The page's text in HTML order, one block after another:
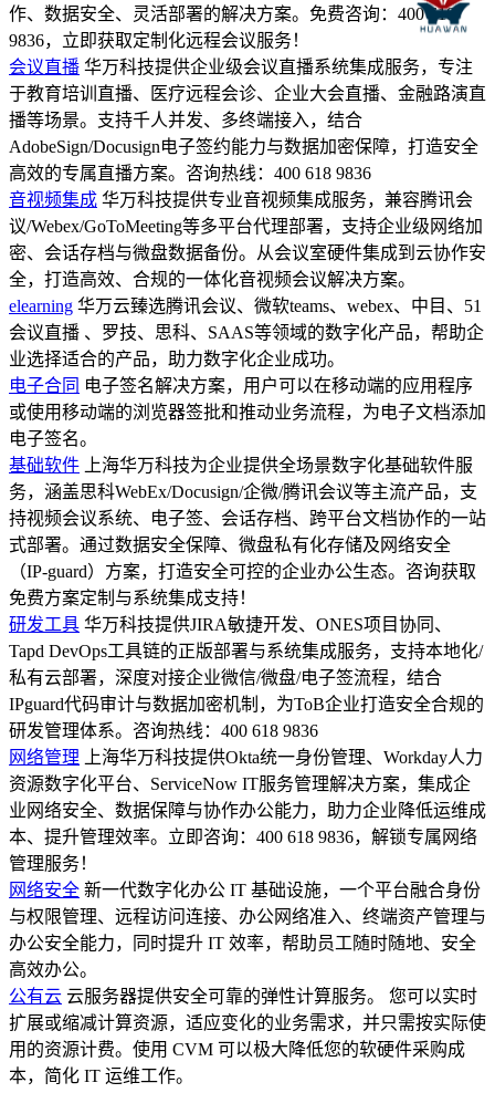
作、数据安全、灵活部署的解决方案。免费咨询：400 618
9836，立即获取定制化远程会议服务！
会议直播 华万科技提供企业级会议直播系统集成服务，专注
于教育培训直播、医疗远程会诊、企业大会直播、金融路演直
播等场景。支持千人并发、多终端接入，结合
AdobeSign/Docusign电子签约能力与数据加密保障，打造安全
高效的专属直播方案。咨询热线：400 618 9836
音视频集成 华万科技提供专业音视频集成服务，兼容腾讯会
议/Webex/GoToMeeting等多平台代理部署，支持企业级网络加
密、会话存档与微盘数据备份。从会议室硬件集成到云协作安
全，打造高效、合规的一体化音视频会议解决方案。
elearning 华万云臻选腾讯会议、微软teams、webex、中目、51
会议直播 、罗技、思科、SAAS等领域的数字化产品，帮助企
业选择适合的产品，助力数字化企业成功。
电子合同 电子签名解决方案，用户可以在移动端的应用程序
或使用移动端的浏览器签批和推动业务流程，为电子文档添加
电子签名。
基础软件
上海华万科技为企业提供全场景数字化基础软件服
务，涵盖思科WebEx/Docusign/企微/腾讯会议等主流产品，支
持视频会议系统、电子签、会话存档、跨平台文档协作的一站
式部署。通过数据安全保障、微盘私有化存储及网络安全
（IP-guard）方案，打造安全可控的企业办公生态。咨询获取
免费方案定制与系统集成支持！
研发工具 华万科技提供JIRA敏捷开发、ONES项目协同、
Tapd DevOps工具链的正版部署与系统集成服务，支持本地化/
私有云部署，深度对接企业微信/微盘/电子签流程，结合
IPguard代码审计与数据加密机制，为ToB企业打造安全合规的
研发管理体系。咨询热线：400 618 9836
网络管理
上海华万科技提供Okta统一身份管理、Workday人力
资源数字化平台、ServiceNow IT服务管理解决方案，集成企
业网络安全、数据保障与协作办公能力，助力企业降低运维成
本、提升管理效率。立即咨询：400 618 9836，解锁专属网络
管理服务！
网络安全 新一代数字化办公 IT 基础设施，一个平台融合身份
与权限管理、远程访问连接、办公网络准入、终端资产管理与
办公安全能力，同时提升 IT 效率，帮助员工随时随地、安全
高效办公。
公有云 云服务器提供安全可靠的弹性计算服务。 您可以实时
扩展或缩减计算资源，适应变化的业务需求，并只需按实际使
用的资源计费。使用 CVM 可以极大降低您的软硬件采购成
本，简化 IT 运维工作。